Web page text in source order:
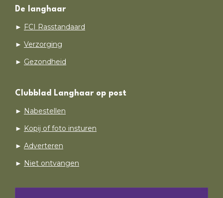
De langhaar
► FCI Rasstandaard
► Verzorging
► Gezondheid
Clubblad Langhaar op post
► Nabestellen
► Kopij of foto insturen
► Adverteren
► Niet ontvangen